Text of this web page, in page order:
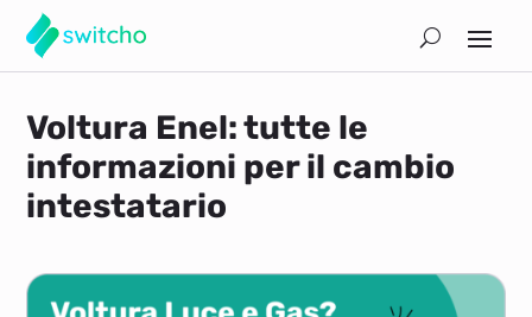
Voltura Enel: tutte le
informazioni per il cambio
intestatario